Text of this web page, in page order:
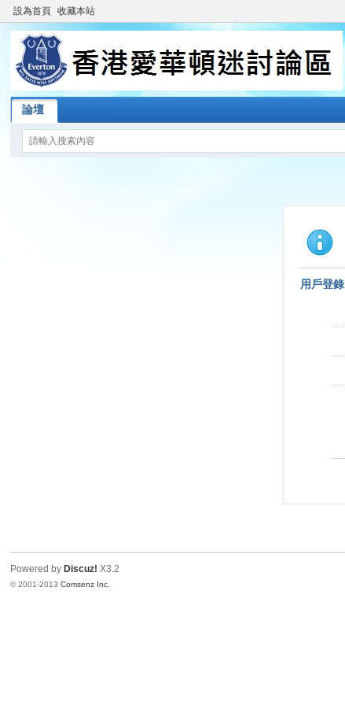
設為首頁 收藏本站
論壇
用戶登錄
Powered by Discuz! X3.2
© 2001-2013Comsenz Inc.